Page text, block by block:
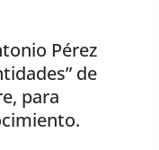
Pérez
de
para